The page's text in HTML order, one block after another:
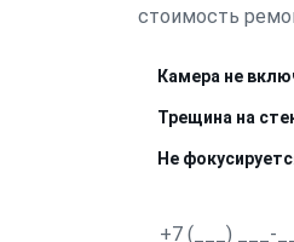
стоимость
Камера не
Трещина на
Не